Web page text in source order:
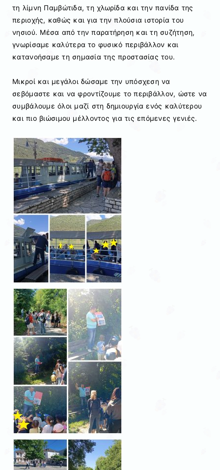
τη λίμνη Παμβώτιδα, τη χλωρίδα και την πανίδα της
περιοχής, καθώς και για την πλούσια ιστορία του
νησιού. Μέσα από την παρατήρηση και τη συζήτηση,
γνωρίσαμε καλύτερα το φυσικό περιβάλλον και
κατανοήσαμε τη σημασία της προστασίας του.
Μικροί και μεγάλοι δώσαμε την υπόσχεση να
σεβόμαστε και να φροντίζουμε το περιβάλλον, ώστε να
συμβάλουμε όλοι μαζί στη δημιουργία ενός καλύτερου
και πιο βιώσιμου μέλλοντος για τις επόμενες γενιές.